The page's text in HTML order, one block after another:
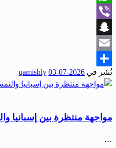
WhatsApp
Viber
Snapchat
Email
Share
نُشر في 2026-07-03
qamishly
مواجهة منتظرة بين إسبانيا
…